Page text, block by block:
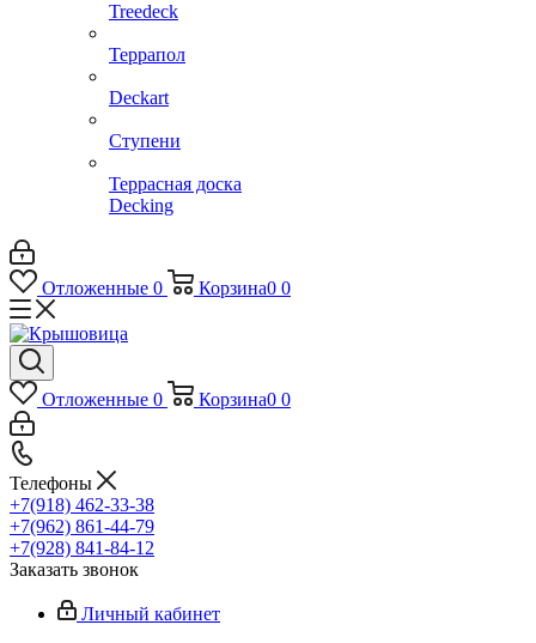
Treedeck
Террапол
Deckart
Ступени
Террасная доска
Decking
Отложенные 0 Корзина0 0
Отложенные 0 Корзина0 0
Телефоны
+7(918) 462-33-38
+7(962) 861-44-79
+7(928) 841-84-12
Заказать звонок
Личный кабинет